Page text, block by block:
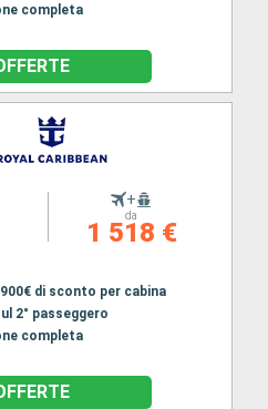
completa
+
da
1 518 €
di sconto per cabina
2° passeggero
completa